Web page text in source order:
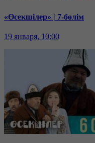
«Өсекшілер» | 7-бөлім
19 января, 10:00